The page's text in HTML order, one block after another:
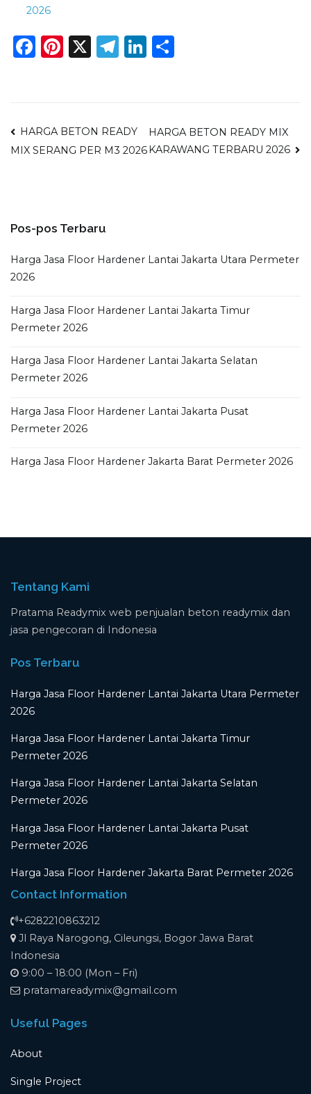
2026
Facebook
Pinterest
X Telegram
LinkedIn
Navigasi
HARGA BETON READY
MIX SERANG PER M3 2026
HARGA BETON READY MIX
KARAWANG TERBARU 2026
Pos-pos Terbaru
Harga Jasa Floor Hardener Lantai Jakarta Utara Permeter
2026
Harga Jasa Floor Hardener Lantai Jakarta Timur
Permeter 2026
Harga Jasa Floor Hardener Lantai Jakarta Selatan
Permeter 2026
Harga Jasa Floor Hardener Lantai Jakarta Pusat
Permeter 2026
Harga Jasa Floor Hardener Jakarta Barat Permeter 2026
Tentang Kami
Pratama Readymix web penjualan beton readymix dan
jasa pengecoran di Indonesia
Pos Terbaru
Harga Jasa Floor Hardener Lantai Jakarta Utara Permeter
2026
Harga Jasa Floor Hardener Lantai Jakarta Timur
Permeter 2026
Harga Jasa Floor Hardener Lantai Jakarta Selatan
Permeter 2026
Harga Jasa Floor Hardener Lantai Jakarta Pusat
Permeter 2026
Harga Jasa Floor Hardener Jakarta Barat Permeter 2026
Contact Information
+6282210863212
Jl Raya Narogong, Cileungsi, Bogor Jawa Barat
Indonesia
9:00 – 18:00 (Mon – Fri)
pratamareadymix@gmail.com
Useful Pages
About
Single Project